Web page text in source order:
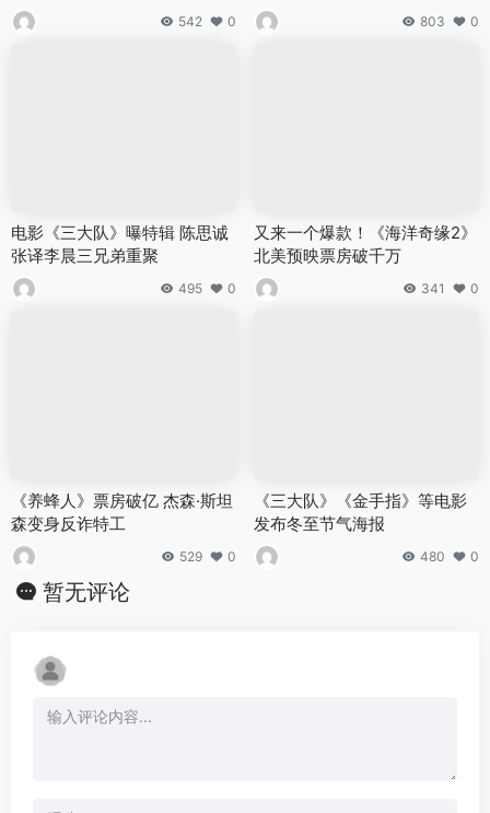
542 0 803 0
电影《三大队》曝特辑 陈思诚
张译李晨三兄弟重聚
495 0
又来一个爆款！《海洋奇缘2》
北美预映票房破千万
341 0
《养蜂人》票房破亿 杰森·斯坦
森变身反诈特工
529 0
《三大队》《金手指》等电影
发布冬至节气海报
480 0
暂无评论